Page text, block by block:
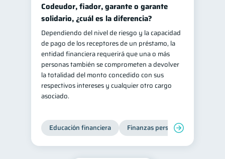
Codeudor, fiador, garante o garante
solidario, ¿cuál es la diferencia?
Dependiendo del nivel de riesgo y la capacidad
de pago de los receptores de un préstamo, la
entidad financiera requerirá que una o más
personas también se comprometen a devolver
la totalidad del monto concedido con sus
respectivos intereses y cualquier otro cargo
asociado.
Educación financiera Finanzas personales